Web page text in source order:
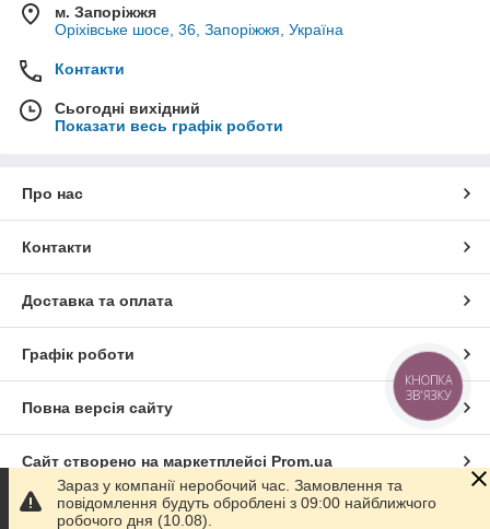
м. Запоріжжя
Оріхівське шосе, 36, Запоріжжя, Україна
Контакти
Сьогодні вихідний
Показати весь графік роботи
Про нас
Контакти
Доставка та оплата
Графік роботи
Повна версія сайту
Сайт створено на маркетплейсі Prom.ua
Політика конфіденційності
Зараз у компанії неробочий час. Замовлення та
повідомлення будуть оброблені з 09:00 найближчого
робочого дня (10.08).
КНОПКА
ЗВ'ЯЗКУ